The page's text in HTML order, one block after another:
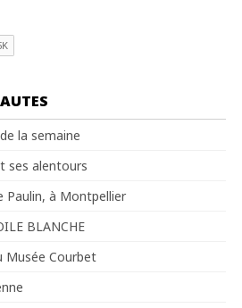
la semaine
ses alentours
Paulin, à Montpellier
BLANCHE
Musée Courbet